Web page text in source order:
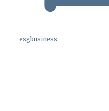
esgbusiness